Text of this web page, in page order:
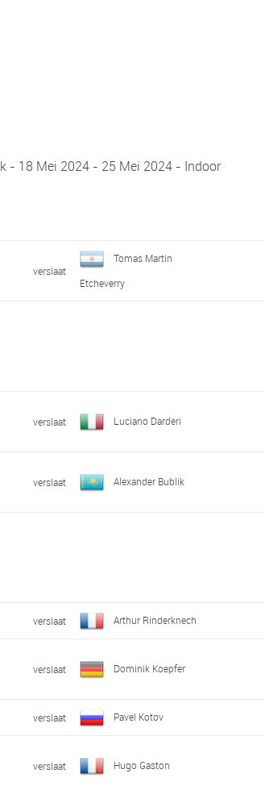
- 18 Mei 2024 - 25 Mei 2024 - Indoor
verslaat
Tomas Martin
Etcheverry
verslaat Luciano Darderi
verslaat Alexander Bublik
verslaat Arthur Rinderknech
verslaat Dominik Koepfer
verslaat Pavel Kotov
verslaat Hugo Gaston